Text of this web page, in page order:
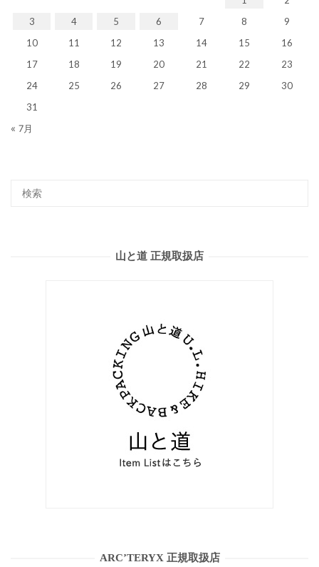
3
4 5 6 7 8
9
10
11 12 13 14 15
16
17
18 19 20 21 22
23
24
25 26 27 28 29
30
31
« 7月
山と道 正規取扱店
ARC’TERYX 正規取扱店